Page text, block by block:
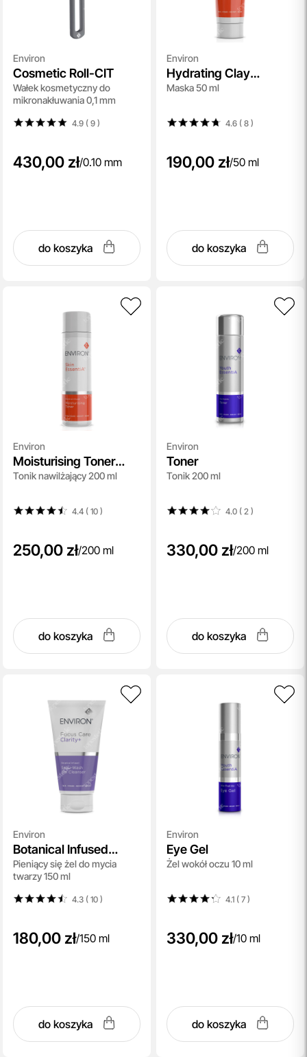
Environ
Cosmetic Roll-CIT
Wałek kosmetyczny do
mikronakłuwania 0,1 mm
4.9 ( 9)
430,00 zł/0.10 mm
do koszyka
Environ
Hydrating Clay
Masque Skin EssentiA
Maska 50 ml
4.6 ( 8)
190,00 zł/50 ml
do koszyka
Environ
Moisturising Toner
Skin EssentiA
Tonik nawilżający 200 ml
4.4 ( 10)
250,00 zł/200 ml
do koszyka
Environ
Toner
Tonik 200 ml
4.0 ( 2 )
330,00 zł/200 ml
do koszyka
Environ
Botanical Infused
Sebu-Wash Gel
Cleanser
Pieniący się żel do mycia
twarzy 150 ml
4.3 ( 10)
180,00 zł/150 ml
do koszyka
Environ
Eye Gel
Żel wokół oczu 10 ml
4.1 ( 7)
330,00 zł/10 ml
do koszyka